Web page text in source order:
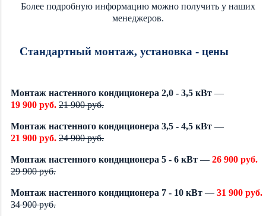
Более подробную информацию можно получить у наших
менеджеров.
Стандартный монтаж, установка - цены
Монтаж настенного кондиционера 2,0 - 3,5 кВт —
19 900 руб. 21 900 руб.
Монтаж настенного кондиционера 3,5 - 4,5 кВт —
21 900 руб. 24 900 руб.
Монтаж настенного кондиционера 5 - 6 кВт — 26 900 руб.
29 900 руб.
Монтаж настенного кондиционера 7 - 10 кВт — 31 900 руб.
34 900 руб.